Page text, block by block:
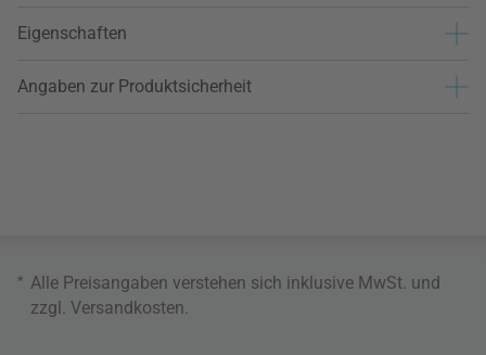
Eigenschaften
Angaben zur Produktsicherheit
* Alle Preisangaben verstehen sich inklusive MwSt. und
zzgl. Versandkosten